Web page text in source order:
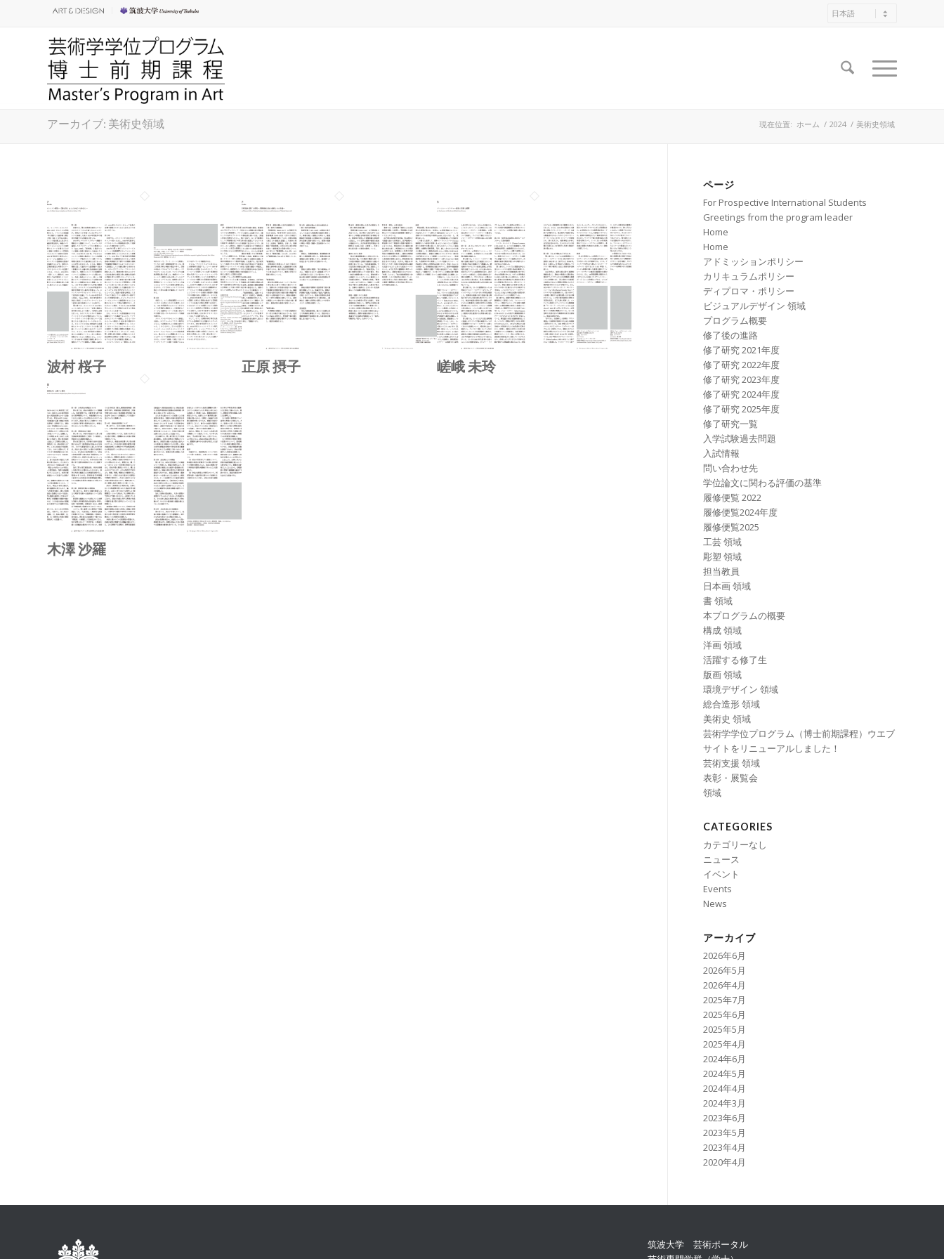
アーカイブ: 美術史領域 現在位置: ホーム / 2024 / 美術史領域
波村 桜子 正原 摂子 嵯峨 未玲
木澤 沙羅
ページ
For Prospective International Students
Greetings from the program leader
Home
Home
アドミッションポリシー
カリキュラムポリシー
ディプロマ・ポリシー
ビジュアルデザイン 領域
プログラム概要
修了後の進路
修了研究 2021年度
修了研究 2022年度
修了研究 2023年度
修了研究 2024年度
修了研究 2025年度
修了研究一覧
入学試験過去問題
入試情報
問い合わせ先
学位論文に関わる評価の基準
履修便覧 2022
履修便覧2024年度
履修便覧2025
工芸 領域
彫塑 領域
担当教員
日本画 領域
書 領域
本プログラムの概要
構成 領域
洋画 領域
活躍する修了生
版画 領域
環境デザイン 領域
総合造形 領域
美術史 領域
芸術学学位プログラム（博士前期課程）ウエブ
サイトをリニューアルしました！
芸術支援 領域
表彰・展覧会
領域
CATEGORIES
カテゴリーなし
ニュース
イベント
Events
News
アーカイブ
2026年6月
2026年5月
2026年4月
2025年7月
2025年6月
2025年5月
2025年4月
2024年6月
2024年5月
2024年4月
2024年3月
2023年6月
2023年5月
2023年4月
2020年4月
筑波大学 芸術ポータル